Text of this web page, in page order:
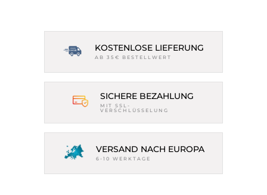
KOSTENLOSE LIEFERUNG
AB 35€ BESTELLWERT
SICHERE BEZAHLUNG
MIT SSL-
VERSCHLÜSSELUNG
VERSAND NACH EUROPA
6-10 WERKTAGE